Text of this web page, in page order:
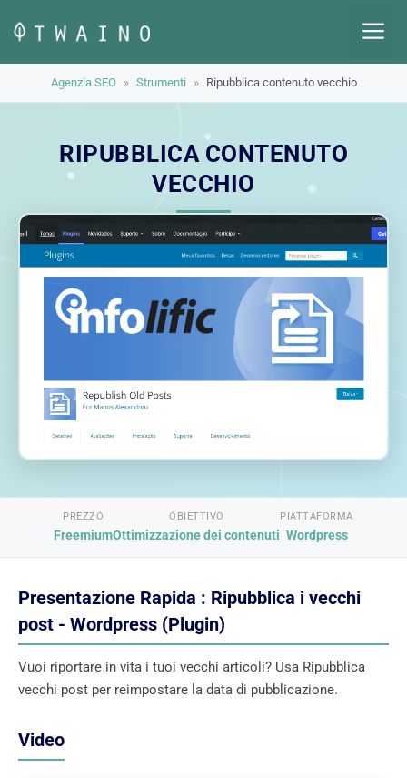
contenuto
Agenzia SEO » Strumenti » Ripubblica contenuto vecchio
RIPUBBLICA CONTENUTO
VECCHIO
PREZZO
Freemium
OBIETTIVO
Ottimizzazione dei contenuti
PIATTAFORMA
Wordpress
Presentazione Rapida : Ripubblica i vecchi
post - Wordpress (Plugin)
Vuoi riportare in vita i tuoi vecchi articoli? Usa Ripubblica
vecchi post per reimpostare la data di pubblicazione.
Video